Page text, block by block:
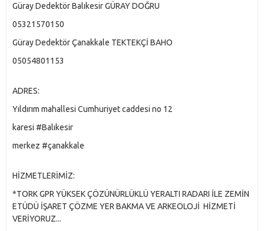
Güray Dedektör Balıkesir GÜRAY DOĞRU
05321570150
Güray Dedektör Çanakkale TEKTEKÇİ BAHO
05054801153
ADRES:
Yıldırım mahallesi Cumhuriyet caddesi no 12
karesi #Balıkesir
merkez #çanakkale
HİZMETLERİMİZ:
*TORK GPR YÜKSEK ÇÖZÜNÜRLÜKLÜ YERALTI RADARI İLE ZEMİN
ETÜDÜ İŞARET ÇÖZME YER BAKMA VE ARKEOLOJİ HİZMETİ
VERİYORUZ...